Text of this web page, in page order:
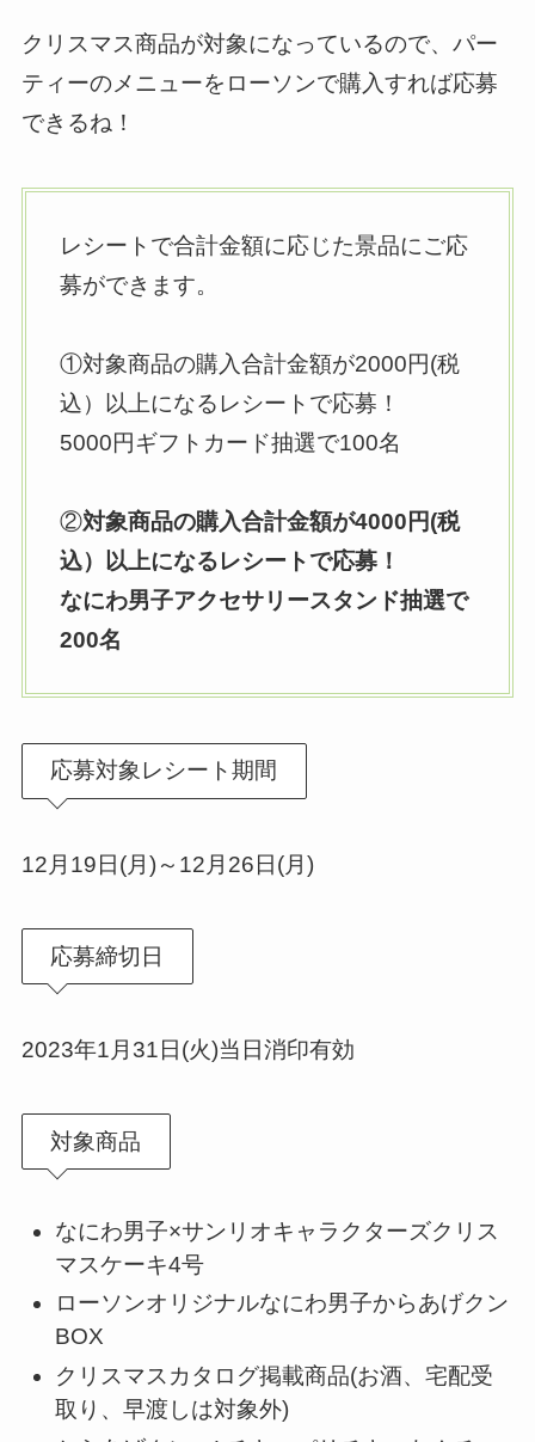
クリスマス商品が対象になっているので、パー
ティーのメニューをローソンで購入すれば応募
できるね！
レシートで合計金額に応じた景品にご応
募ができます。
①対象商品の購入合計金額が2000円(税
込）以上になるレシートで応募！
5000円ギフトカード抽選で100名
②対象商品の購入合計金額が4000円(税
込）以上になるレシートで応募！
なにわ男子アクセサリースタンド抽選で
200名
応募対象レシート期間
12月19日(月)～12月26日(月)
応募締切日
2023年1月31日(火)当日消印有効
対象商品
なにわ男子×サンリオキャラクターズクリス
マスケーキ4号
ローソンオリジナルなにわ男子からあげクン
BOX
クリスマスカタログ掲載商品(お酒、宅配受
取り、早渡しは対象外)